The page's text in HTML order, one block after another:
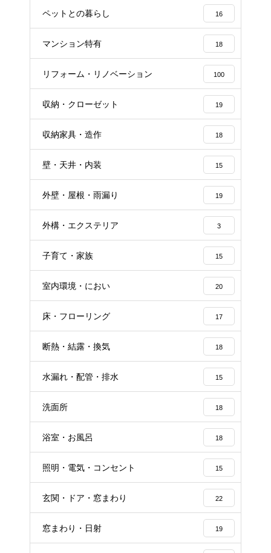
ペットとの暮らし 16
マンション特有 18
リフォーム・リノベーション 100
収納・クローゼット 19
収納家具・造作 18
壁・天井・内装 15
外壁・屋根・雨漏り 19
外構・エクステリア 3
子育て・家族 15
室内環境・におい 20
床・フローリング 17
断熱・結露・換気 18
水漏れ・配管・排水 15
洗面所 18
浴室・お風呂 18
照明・電気・コンセント 15
玄関・ドア・窓まわり 22
窓まわり・日射 19